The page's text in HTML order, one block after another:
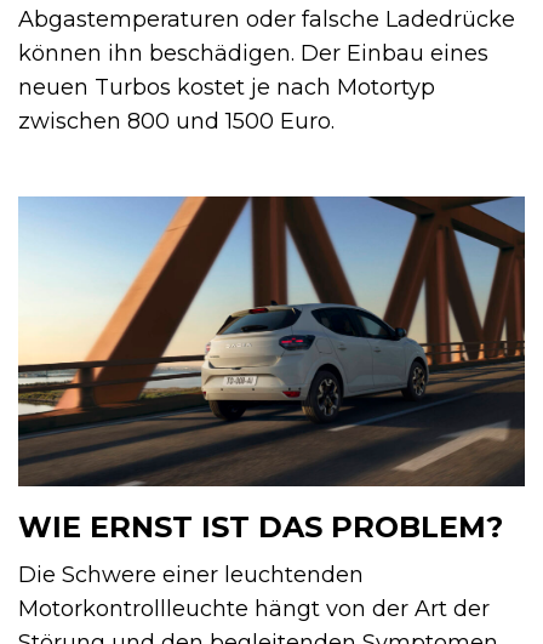
Abgastemperaturen oder falsche Ladedrücke
können ihn beschädigen. Der Einbau eines
neuen Turbos kostet je nach Motortyp
zwischen 800 und 1500 Euro.
WIE ERNST IST DAS PROBLEM?
Die Schwere einer leuchtenden
Motorkontrollleuchte hängt von der Art der